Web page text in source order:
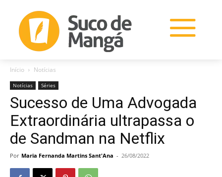
Início Notícias
Notícias Séries
Sucesso de Uma Advogada
Extraordinária ultrapassa o
de Sandman na Netflix
Por Maria Fernanda Martins Sant'Ana - 26/08/2022